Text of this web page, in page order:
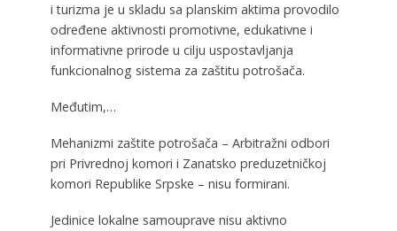
i turizma je u skladu sa planskim aktima provodilo
određene aktivnosti promotivne, edukativne i
informativne prirode u cilju uspostavljanja
funkcionalnog sistema za zaštitu potrošača.
Međutim,…
Mehanizmi zaštite potrošača – Arbitražni odbori
pri Privrednoj komori i Zanatsko preduzetničkoj
komori Republike Srpske – nisu formirani.
Jedinice lokalne samouprave nisu aktivno